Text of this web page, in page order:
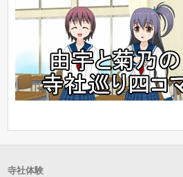
寺社体験